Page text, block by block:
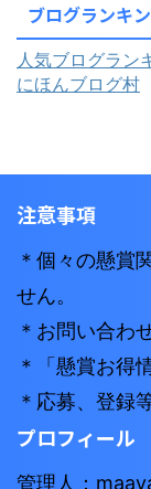
ブログランキ
人気ブログラン
にほんブログ村
注意事項
＊個々の懸賞
せん。
＊お問い合わ
＊「懸賞お得
＊応募、登録
プロフィール
管理人：